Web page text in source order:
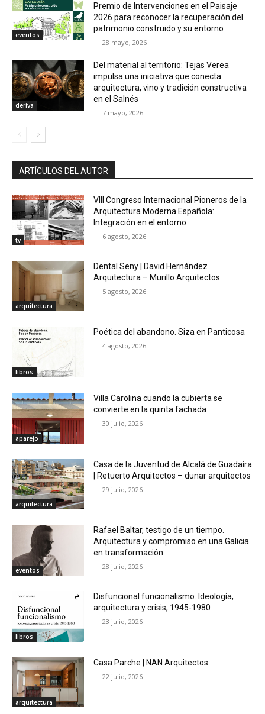
eventos
Premio de Intervenciones en el Paisaje
2026 para reconocer la recuperación del
patrimonio construido y su entorno
28 mayo, 2026
deriva
Del material al territorio: Tejas Verea
impulsa una iniciativa que conecta
arquitectura, vino y tradición constructiva
en el Salnés
7 mayo, 2026
ARTÍCULOS DEL AUTOR
tv
VIII Congreso Internacional Pioneros de la
Arquitectura Moderna Española:
Integración en el entorno
6 agosto, 2026
arquitectura
Dental Seny | David Hernández
Arquitectura – Murillo Arquitectos
5 agosto, 2026
libros
Poética del abandono. Siza en Panticosa
4 agosto, 2026
aparejo
Villa Carolina cuando la cubierta se
convierte en la quinta fachada
30 julio, 2026
arquitectura
Casa de la Juventud de Alcalá de Guadaíra
| Retuerto Arquitectos – dunar arquitectos
29 julio, 2026
eventos
Rafael Baltar, testigo de un tiempo.
Arquitectura y compromiso en una Galicia
en transformación
28 julio, 2026
libros
Disfuncional funcionalismo. Ideología,
arquitectura y crisis, 1945-1980
23 julio, 2026
arquitectura
Casa Parche | NAN Arquitectos
22 julio, 2026